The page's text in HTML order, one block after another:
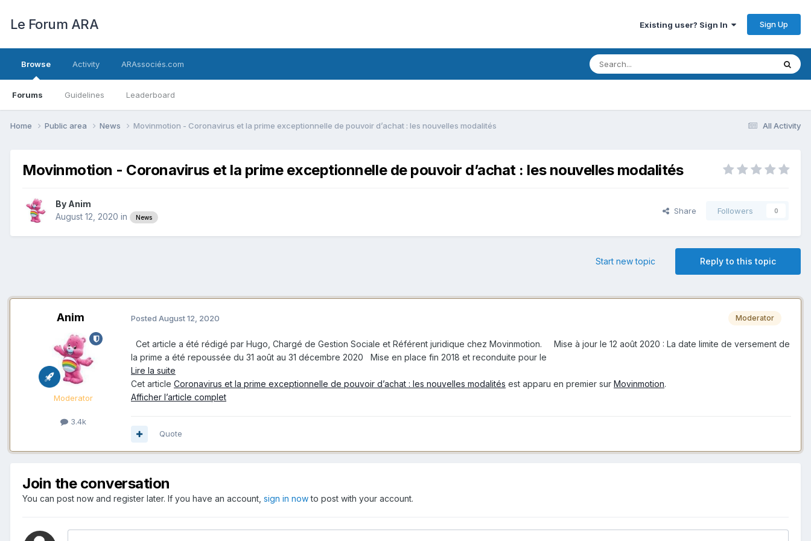
Le Forum ARA Existing user? Sign In Sign Up
Browse
Forums Guidelines Leaderboard
Activity ARAssociés.com
All Activity
Home Public area News Movinmotion - Coronavirus et la prime exceptionnelle de pouvoir d’achat : les nouvelles modalités
Movinmotion - Coronavirus et la prime exceptionnelle de pouvoir d’achat : les nouvelles modalités
By Anim
August 12, 2020 in News
Share Followers 0
Reply to this topic
Start new topic
Anim
Moderator
3.4k
Moderator
Posted August 12, 2020
Cet article a été rédigé par Hugo, Chargé de Gestion Sociale et Référent juridique chez Movinmotion. Mise à jour le 12 août 2020 : La date limite de versement de
la prime a été repoussée du 31 août au 31 décembre 2020 Mise en place fin 2018 et reconduite pour le
Lire la suite
Cet article Coronavirus et la prime exceptionnelle de pouvoir d’achat : les nouvelles modalités est apparu en premier sur Movinmotion.
Afficher l’article complet
Quote
Join the conversation
You can post now and register later. If you have an account, sign in nowto post with your account.